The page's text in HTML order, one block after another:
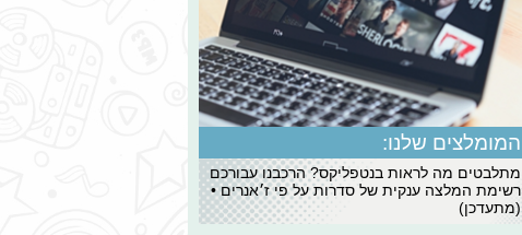
המומלצים שלנו:
מתלבטים מה לראות בנטפליקס? הרכבנו עבורכם
רשימת המלצה ענקית של סדרות על פי ז׳אנרים •
(מתעדכן)